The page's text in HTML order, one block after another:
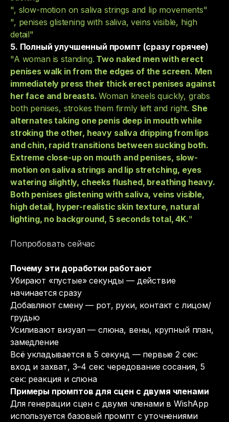
", slow-motion on saliva strings and lip movements"
", penises glistening with saliva, veins visible, high
detail"
5. Полный улучшенный промпт (сразу горячее)
"A woman is standing. Two naked men with erect
penises walk in from the edges of the screen. Men
immediately press their thick erect penises against
her face and breasts.Woman kneels quickly, grabs
both penises, strokes them firmly left and right. She
alternates taking one penis deep in mouth while
stroking the other, heavy saliva dripping from lips
and chin, rapid transitions between sucking both.
Extreme close-up on mouth and penises, slow-
motion on saliva strings and lip stretching, eyes
watering slightly, cheeks flushed, breathing heavy.
Both penises glistening with saliva, veins visible,
high detail, hyper-realistic skin texture, natural
lighting, no background, 5 seconds total, 4K."
Попробовать сейчас
Почему эти доработки работают
Убирают «пустые» секунды — действие
начинается сразу
Добавляют смену — рот, руки, контакт с лицом/
грудью
Усиливают визуал — слюна, вены, крупный план,
замедление
Всё укладывается в 5 секунд — первые 2 сек:
вход и захват, 3–4 сек: чередование сосания, 5
сек: реакция и слюна
Примеры промптов для сцен с двумя членами
Для генерации сцен с двумя членами в WishApp
используется базовый промпт с уточнениями